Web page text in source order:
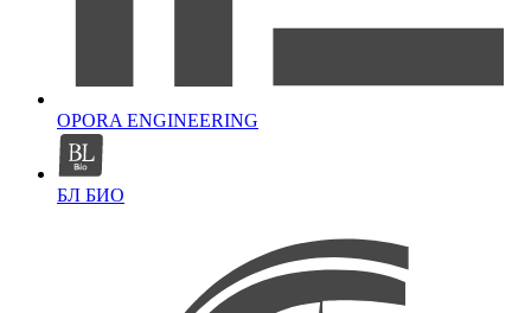
OPORA ENGINEERING
БЛ БИО